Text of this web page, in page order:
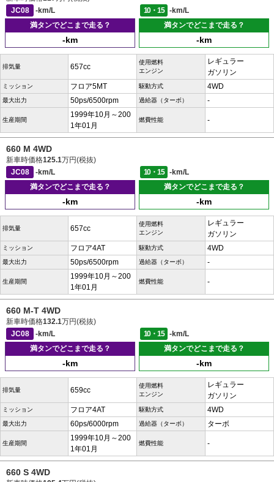
JC08
-km/L 10・15
-km/L
満タンでどこまで走る？
-km
満タンでどこまで走る？
-km
排気量 657cc
使用燃料
エンジン
レギュラー
ガソリン
ミッション フロア5MT 駆動方式 4WD
最大出力 50ps/6500rpm 過給器（ターボ） -
生産期間
1999年10月～200
1年01月
燃費性能 -
660 M 4WD
新車時価格125.1万円(税抜)
JC08
-km/L 10・15
-km/L
満タンでどこまで走る？
-km
満タンでどこまで走る？
-km
排気量 657cc
使用燃料
エンジン
レギュラー
ガソリン
ミッション フロア4AT 駆動方式 4WD
最大出力 50ps/6500rpm 過給器（ターボ） -
生産期間
1999年10月～200
1年01月
燃費性能 -
660 M-T 4WD
新車時価格132.1万円(税抜)
JC08
-km/L 10・15
-km/L
満タンでどこまで走る？
-km
満タンでどこまで走る？
-km
排気量 659cc
使用燃料
エンジン
レギュラー
ガソリン
ミッション フロア4AT 駆動方式 4WD
最大出力 60ps/6000rpm 過給器（ターボ） ターボ
生産期間
1999年10月～200
1年01月
燃費性能 -
660 S 4WD